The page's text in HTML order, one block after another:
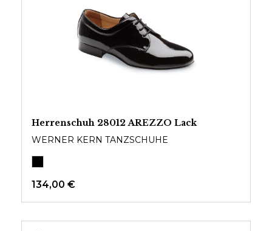
Herrenschuh 28012 AREZZO Lack
WERNER KERN TANZSCHUHE
134,00 €